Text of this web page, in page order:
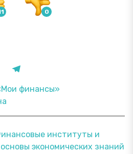
финансы»
институты и
экономических знаний